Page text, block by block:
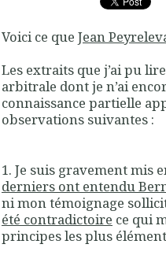
Voici ce que Jean
Les extraits que j’ai pu
arbitrale dont je n’ai
connaissance partielle
observations suivantes :
1. Je suis gravement mis
derniers ont entendu
ni mon témoignage
été contradictoire ce qui
principes les plus